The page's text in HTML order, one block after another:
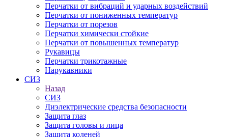
Перчатки от вибраций и ударных воздействий
Перчатки от пониженных температур
Перчатки от порезов
Перчатки химически стойкие
Перчатки от повышенных температур
Рукавицы
Перчатки трикотажные
Нарукавники
СИЗ
Назад
СИЗ
Диэлектрические средства безопасности
Защита глаз
Защита головы и лица
Защита коленей